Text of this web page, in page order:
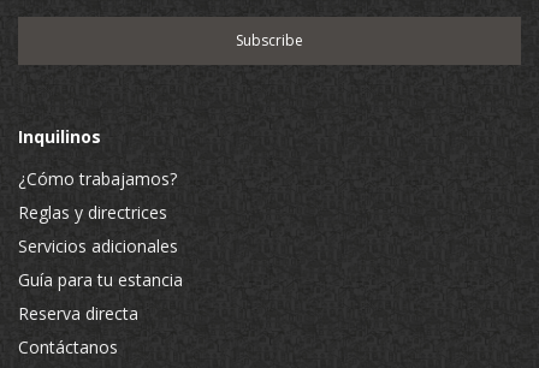
Inquilinos
¿Cómo trabajamos?
Reglas y directrices
Servicios adicionales
Guía para tu estancia
Reserva directa
Contáctanos